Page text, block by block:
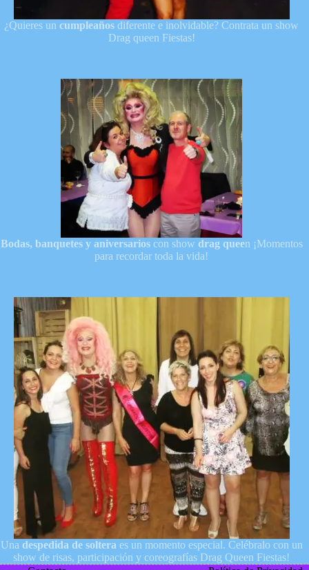
¿Quieres uncumpleañosdiferente e inolvidable? Contrata un show
Drag queen Fiestas!
Bodas, banquetes y aniversarioscon show drag queen ¡Momentos
para recordar toda la vida!
Una despedida de soltera es un momento especial. Celébralo con un
show de risas, participación y coreografías Drag Queen Fiestas!